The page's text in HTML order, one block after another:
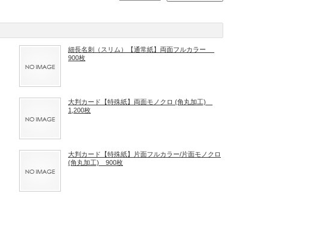
細長名刺（スリム）【通常紙】両面フルカラー
900枚
大判カード【特殊紙】両面モノクロ (角丸加工)
1,200枚
大判カード【特殊紙】片面フルカラー/片面モノクロ
(角丸加工) 900枚